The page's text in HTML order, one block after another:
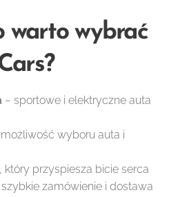
warto wybrać
– sportowe i elektryczne auta
wyboru auta i
który przyspiesza bicie serca
szybkie zamówienie i dostawa